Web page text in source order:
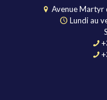
Avenue Martyr
Lundi au